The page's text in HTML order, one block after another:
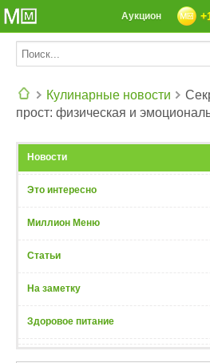
Аукцион
Кулинарные новости
прост: физическая и
Новости
Это интересно
Миллион Меню
Статьи
На заметку
Здоровое питание